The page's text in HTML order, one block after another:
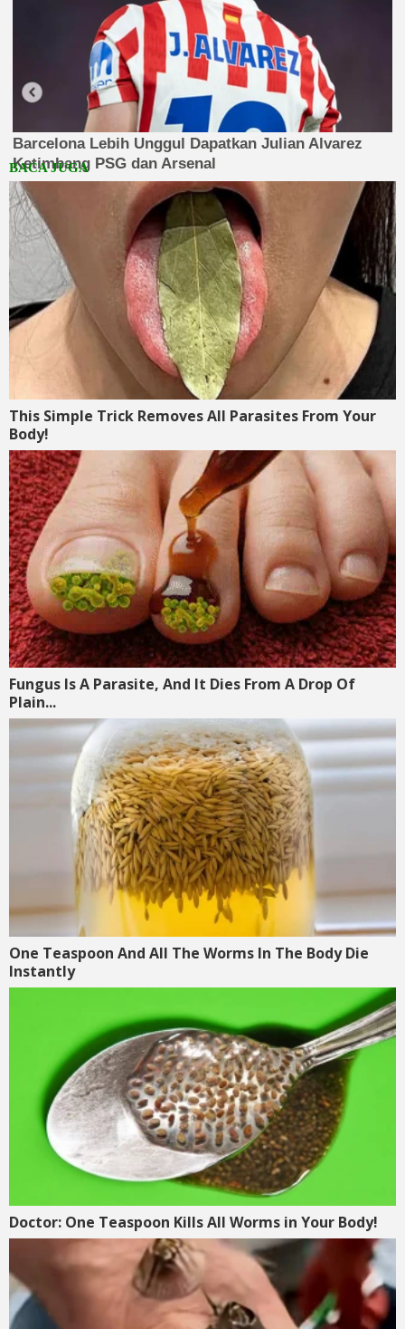
This Simple Trick Removes All Parasites From Your
Body!
Fungus Is A Parasite, And It Dies From A Drop Of
Plain...
One Teaspoon And All The Worms In The Body Die
Instantly
Doctor: One Teaspoon Kills All Worms in Your Body!